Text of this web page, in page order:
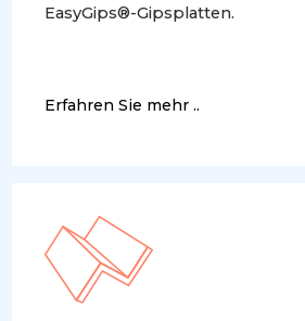
EasyGips®-Gipsplatten.
Erfahren Sie mehr ..